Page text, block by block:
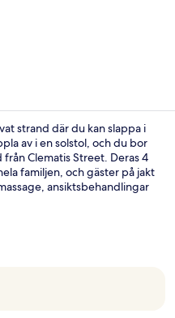
strand där du kan slappa i
av i en solstol, och du bor
Clematis Street. Deras 4
familjen, och gäster på jakt
ansiktsbehandlingar
poolbarer. Denna resort i lyxstil
lounger, en golfbana och
den hjälpsamma